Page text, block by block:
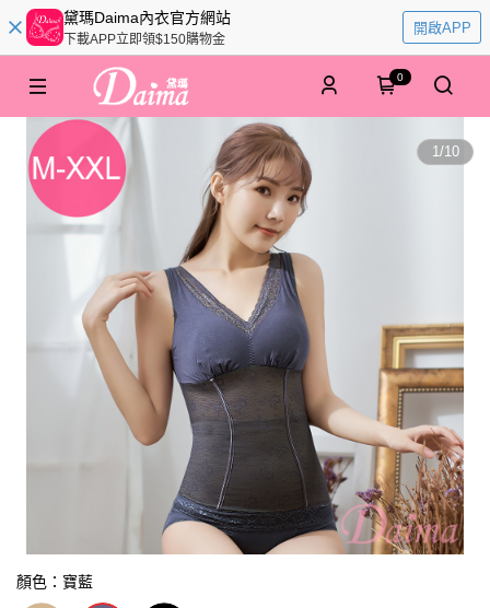
黛瑪Daima內衣官方網站
下載APP立即領$150購物金
開啟APP
0
1/10
顏色：寶藍